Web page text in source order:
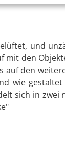
und
den
den
wie
sich in